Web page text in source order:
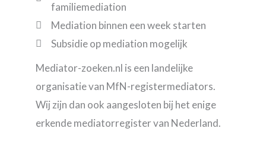
familiemediation
Mediation binnen een week starten
Subsidie op mediation mogelijk
Mediator-zoeken.nl is een landelijke
organisatie van MfN-registermediators.
Wij zijn dan ook aangesloten bij het enige
erkende mediatorregister van Nederland.